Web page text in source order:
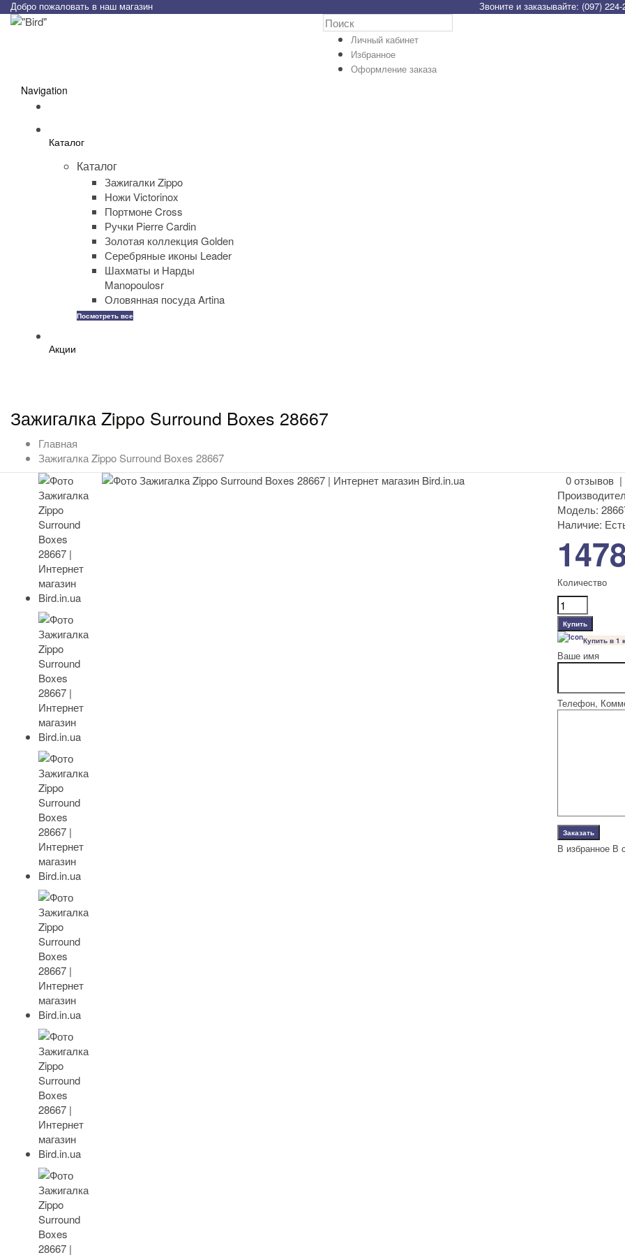
Добро пожаловать в наш магазин Звоните и заказывайте: (097) 224-
Личный кабинет
Избранное
Оформление заказа
Navigation
Каталог
Каталог
Зажигалки Zippo
Ножи Victorinox
Портмоне Cross
Ручки Pierre Cardin
Золотая коллекция Golden
Серебряные иконы Leader
Шахматы и Нарды
Manopoulosr
Оловянная посуда Artina
Посмотреть все
Акции
Зажигалка Zippo Surround Boxes 28667
Главная
Зажигалка Zippo Surround Boxes 28667
0 отзывов |
Модель:
Наличие:
Количество
Купить в 1
Ваше имя
Телефон,
В избранное В